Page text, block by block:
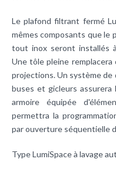
Le plafond filtrant fermé
mêmes composants que le
tout inox seront installés
Une tôle pleine
projections. Un système
buses et gicleurs
armoire équipée
permettra la
par ouverture séquentielle
Type LumiSpace à lavage